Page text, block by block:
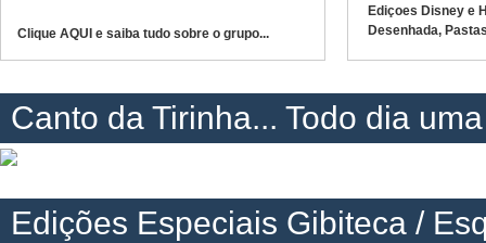
Clique AQUI e saiba tudo sobre o grupo...
Ediçoes Disney e
Desenhada,
Canto da Tirinha... Todo dia
Edições Especiais Gibiteca /